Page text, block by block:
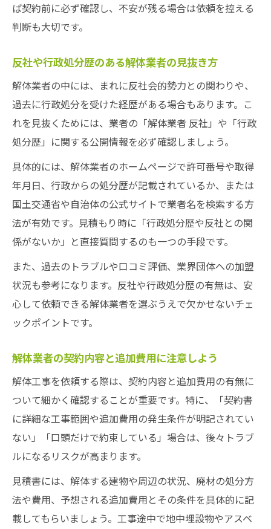
ば契約前に必ず確認し、不安が残る場合は依頼を控える
判断も大切です。
反社や行政処分歴のある解体業者の見抜き方
解体業者の中には、まれに反社会的勢力との関わりや、
過去に行政処分を受けた経歴がある場合もあります。こ
れを見抜くためには、業者の「解体業者 反社」や「行政
処分歴」に関する公開情報を必ず確認しましょう。
具体的には、解体業者のホームページで許可番号や取得
年月日、行政からの処分歴が記載されているか、または
国土交通省や自治体の公式サイトで業者名を検索する方
法が有効です。見積もり時に「行政処分歴や反社との関
係がないか」と直接質問するのも一つの手段です。
また、過去のトラブルや口コミ評価、業界団体への加盟
状況も参考になります。反社や行政処分歴の有無は、安
心して依頼できる解体業者を選ぶうえで欠かせないチェ
ックポイントです。
解体業者の契約内容と追加費用に注意しよう
解体工事を依頼する際は、契約内容と追加費用の有無に
ついて細かく確認することが重要です。特に、「契約書
に詳細な工事範囲や追加費用の発生条件が明記されてい
ない」「口頭だけで約束している」場合は、後々トラブ
ルになるリスクが高まります。
見積書には、解体する建物や周辺の状況、廃材の処分方
法や費用、予想される追加費用とその条件を具体的に記
載してもらいましょう。工事途中で地中埋設物やアスベ